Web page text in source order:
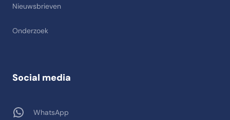
Nieuwsbrieven
Onderzoek
Social media
WhatsApp